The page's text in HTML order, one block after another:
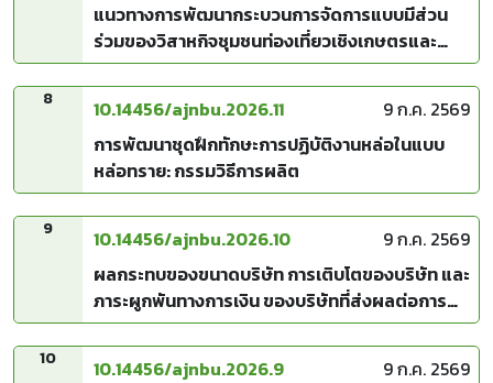
แนวทางการพัฒนากระบวนการจัดการแบบมีส่วน
ร่วมของวิสาหกิจชุมชนท่องเที่ยวเชิงเกษตรและ
วัฒนธรรมบ้านนาสะอุ้ง เพื่อเป้าหมายแห่งความ
ยั่งยืนทางธุรกิจและชุมชน
8 10.14456/ajnbu.2026.11
9 ก.ค. 2569
การพัฒนาชุดฝึกทักษะการปฏิบัติงานหล่อในแบบ
หล่อทราย: กรรมวิธีการผลิต
9 10.14456/ajnbu.2026.10
9 ก.ค. 2569
ผลกระทบของขนาดบริษัท การเติบโตของบริษัท และ
ภาระผูกพันทางการเงิน ของบริษัทที่ส่งผลต่อการ
จ่ายเงินปันผล โดยมีความสามารถในการทำกำไร
ของบริษัทเป็นตัวแปรกำกับ
10 10.14456/ajnbu.2026.9
9 ก.ค. 2569